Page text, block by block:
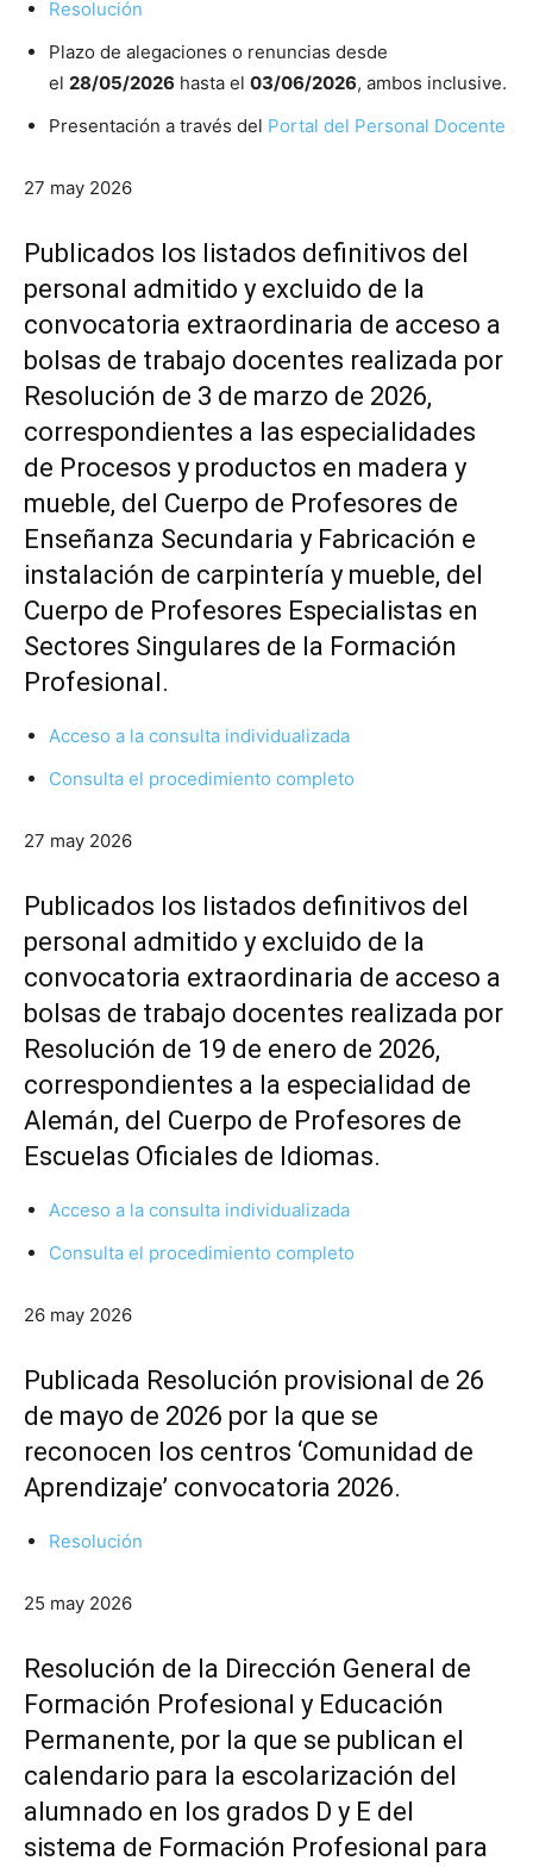
Resolución
Plazo de alegaciones o renuncias desde
el 28/05/2026 hasta el 03/06/2026, ambos inclusive.
Presentación a través del Portal del Personal Docente
27 may 2026
Publicados los listados definitivos del
personal admitido y excluido de la
convocatoria extraordinaria de acceso a
bolsas de trabajo docentes realizada por
Resolución de 3 de marzo de 2026,
correspondientes a las especialidades
de Procesos y productos en madera y
mueble, del Cuerpo de Profesores de
Enseñanza Secundaria y Fabricación e
instalación de carpintería y mueble, del
Cuerpo de Profesores Especialistas en
Sectores Singulares de la Formación
Profesional.
Acceso a la consulta individualizada
Consulta el procedimiento completo
27 may 2026
Publicados los listados definitivos del
personal admitido y excluido de la
convocatoria extraordinaria de acceso a
bolsas de trabajo docentes realizada por
Resolución de 19 de enero de 2026,
correspondientes a la especialidad de
Alemán, del Cuerpo de Profesores de
Escuelas Oficiales de Idiomas.
Acceso a la consulta individualizada
Consulta el procedimiento completo
26 may 2026
Publicada Resolución provisional de 26
de mayo de 2026 por la que se
reconocen los centros ‘Comunidad de
Aprendizaje’ convocatoria 2026.
Resolución
25 may 2026
Resolución de la Dirección General de
Formación Profesional y Educación
Permanente, por la que se publican el
calendario para la escolarización del
alumnado en los grados D y E del
sistema de Formación Profesional para